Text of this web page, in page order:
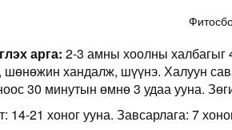
арга: 2-3 амны хоолны халбагыг
шөнөжин хандалж, шүүнэ. Халуун
30 минутын өмнө 3 удаа ууна.
14-21 хоног ууна. Завсарлага: 7